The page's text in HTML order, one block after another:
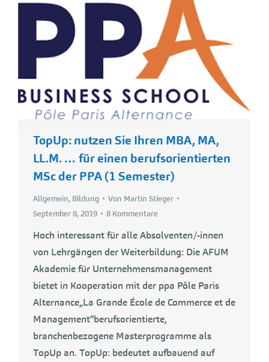
TopUp: nutzen Sie Ihren MBA, MA,
LL.M. … für einen berufsorientierten
MSc der PPA (1 Semester)
Allgemein, Bildung Von Martin Stieger
September 8, 2019
8 Kommentare
Hoch interessant für alle Absolventen/-innen
von Lehrgängen der Weiterbildung: Die AFUM
Akademie für Unternehmensmanagement
bietet in Kooperation mit der ppa Pôle Paris
Alternance„La Grande École de Commerce et de
Management“berufsorientierte,
branchenbezogene Masterprogramme als
TopUp an. TopUp: bedeutet aufbauend auf